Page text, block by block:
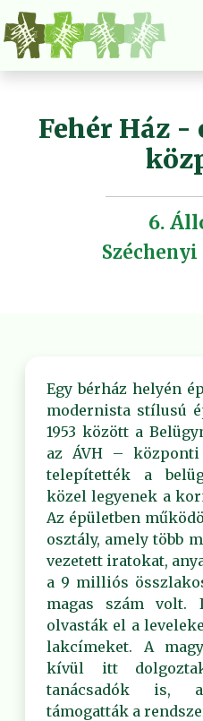
Fehér Ház -
6.
Széchenyi
Egy bérház helyén
modernista stílusú
1953 között a
az ÁVH –
telepítették a
közel legyenek a
Az épületben
osztály, amely több
vezetett iratokat,
a 9 milliós
magas szám volt.
olvasták el a
lakcímeket. A
kívül itt
tanácsadók is,
támogatták a